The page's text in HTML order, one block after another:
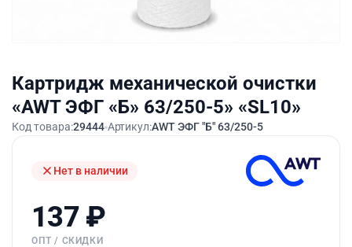
Картридж механической очистки
«AWT ЭФГ «Б» 63/250-5» «SL10»
Код товара:29444 Артикул:AWT ЭФГ "Б" 63/250-5
Нет в наличии
137 ₽
ОПТ / СКИДКИ